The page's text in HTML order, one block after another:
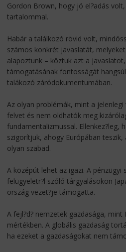
Gordon Brown, hogy jó el?adás
tartalommal.
Habár a találkozó rövid volt,
számos konkrét javaslatát,
alapoztunk – köztuk azt a
támogatásának fontosságát
talákozó záródokumentumában.
Az olyan problémák, mint a
felvet és nem oldhatók meg
fundamentalizmussal. Ellenkez?leg,
szigorítjuk, ahogy Európában
olyan szabad.
A középút lehet az igazi. A pénzügyi
felügyeletr?l szóló tárgyalásokon
ország vezet?je támogatta.
A fejl?d? nemzetek gazdasága, mint
mértékben. A globális gazdaság
ha ezeket a gazdaságokat nem